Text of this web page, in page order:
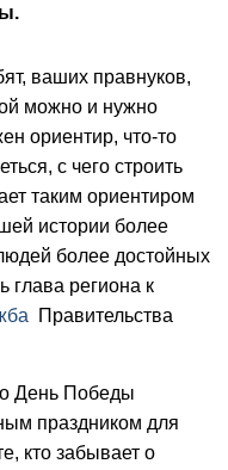
ваших правнуков,
можно и нужно
ориентир, что-то
с чего строить
таким ориентиром
истории более
более достойных
глава региона к
Правительства
День Победы
праздником для
кто забывает о